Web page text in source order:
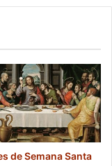
de Semana Santa